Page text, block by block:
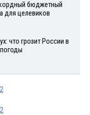
бюджетный
для целевиков
что грозит России в